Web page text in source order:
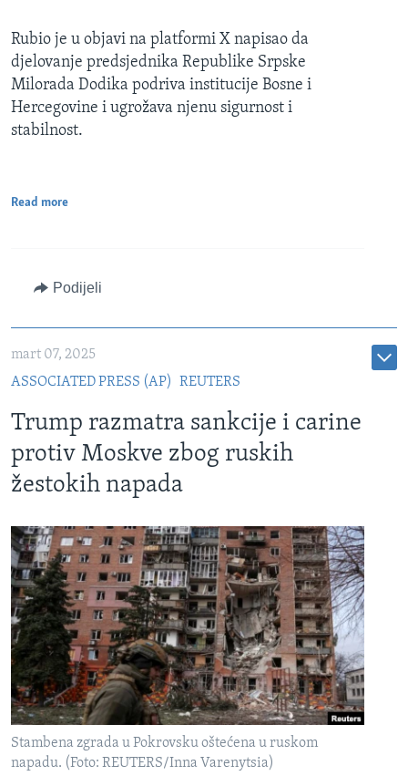
Rubio je u objavi na platformi X napisao da
djelovanje predsjednika Republike Srpske
Milorada Dodika podriva institucije Bosne i
Hercegovine i ugrožava njenu sigurnost i
stabilnost.
Read more
Podijeli
mart 07, 2025
ASSOCIATED PRESS (AP)
REUTERS
Trump razmatra sankcije i carine
protiv Moskve zbog ruskih
žestokih napada
Stambena zgrada u Pokrovsku oštećena u ruskom
napadu. (Foto: REUTERS/Inna Varenytsia)